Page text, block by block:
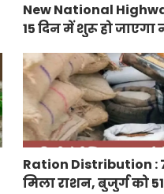
New National
15 दिन में शुरू हो
Ration Distribution :
मिला राशन, बुजुर्ग को